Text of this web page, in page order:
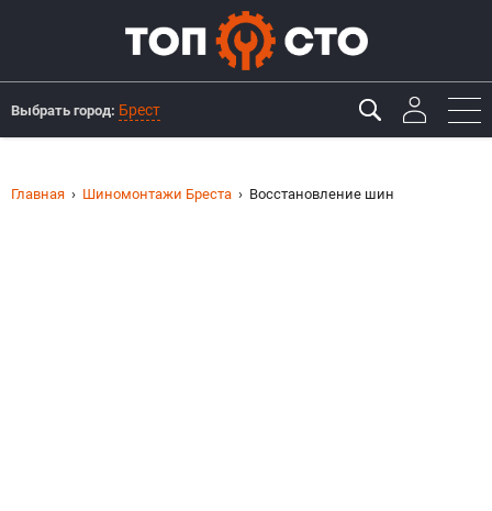
Выбрать город: Брест
Главная Шиномонтажи Бреста Восстановление шин